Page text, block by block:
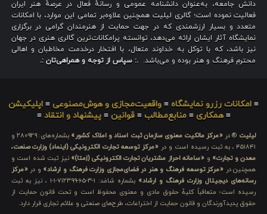
دانش جامعه، به‌عنوان دانشنامه عمومی و رسانهٔ فعال در عرصهٔ هنر ایران
فعالیت نموده است؛ گالری لیلیت همچنین علاوه‌بر تمامی این موارد، با امکانات
متعدد و بسیار ارزشمندی که در جهت حمایت از هنرمندان گرامی در برگزاری
نمایشگاه آثار ایشان ارائه می‌دهد، توانسته پرامکانات‌ترین گالری هنری در جهان
نیز باشد، که با توکل به خداوند متعال، با افتخار درخدمت مخاطبان و اهالی
محترم فرهنگ و هنر بوده و می‌باشد. .: سپاس از توجه و همراهی‌تان :.
≡ امکانات رزرو نمایشگاه ≡ واقعیت‌مجازی و هوش‌مصنوعی ≡ اپلیکیشن
≡همکاری ≡منابع‌مطالب ≡قوانین ≡پیشنهاد و انتقاد ≡
لیلیت ® در «مرکز مالکیت معنوی سازمان ثبت اسناد و املاک کشور»
بشماره‌های: ۲۸۰۹۲۹ و
۴۵۱۸۴۱ ، به ثبت رسیده است و در
«مرکز توسعه تجارت الکترونیکی (اینماد) وزارت صنعت،
معدن و تجارت» و «سامانه احراز مشتریان تجارت الکترونیکی (اِمتا)» نیز ثبت شده است و
همچنین در «مرکز توسعه فرهنگ و هنر در فضای‌مجازی وزارت فرهنگ و ارشاد» و در«مرکز
رسانه‌های دیجیتال وزارت فرهنگ و ارشاد»
بشماره شامَد: ۱-۳-۶۵-۷۱۲۳۹۹-۱-۱ ، نیز به ثبت
رسیده است؛ متعاقباً کلیهٔ حقوق مادی و معنوی محفوظ است و تحت قانون حمایت از
حقوق پدیدآورندگان و قانون حمایت از اختراعات، طرح‌های صنعتی و علائم تجاری قرار دارد.